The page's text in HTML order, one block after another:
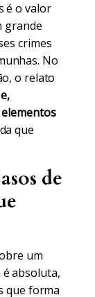
é o valor
grande
crimes
No
o relato
que
de
um
absoluta,
que forma